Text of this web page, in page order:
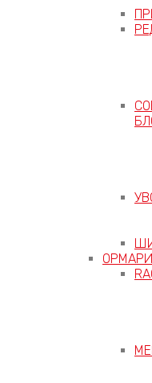
ОРМАРИ